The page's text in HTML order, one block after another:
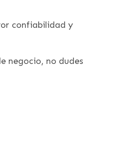
confiabilidad y
negocio, no dudes